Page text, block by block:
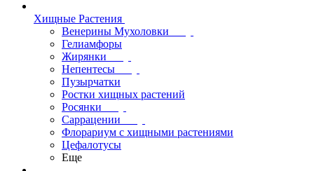
Хищные Растения
Венерины Мухоловки
Гелиамфоры
Жирянки
Непентесы
Пузырчатки
Ростки хищных растений
Росянки
Саррацении
Флорариум с хищными растениями
Цефалотусы
Еще